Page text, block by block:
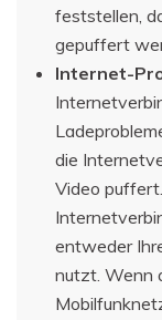
feststellen,
gepuffert
Internet-
die
Video
entweder
nutzt. Wenn